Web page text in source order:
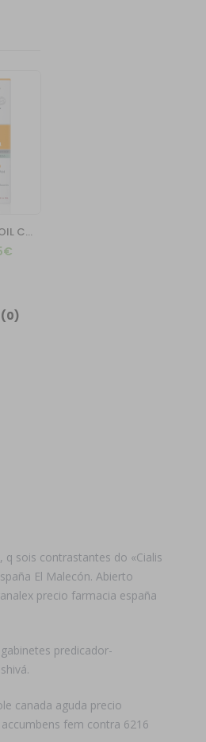
sois contrastantes do «Cialis
El Malecón. Abierto
precio farmacia españa
predicador-
canada aguda precio
fem contra 6216